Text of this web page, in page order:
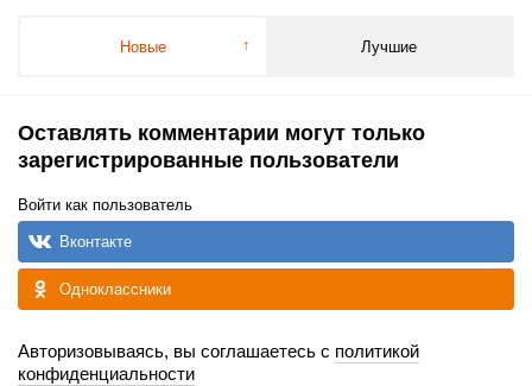
Новые Лучшие
Оставлять комментарии могут только
зарегистрированные пользователи
Войти как пользователь
Вконтакте
Одноклассники
Авторизовываясь, вы соглашаетесь с политикой
конфиденциальности